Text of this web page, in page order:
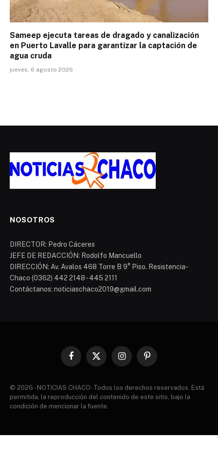
Sameep ejecuta tareas de dragado y canalización
en Puerto Lavalle para garantizar la captación de
agua cruda
jueves, 6 agosto 2026
NOSOTROS
DIRECTOR: Pedro Cáceres
JEFE DE REDACCIÓN: Rodolfo Mancuello
DIRECCIÓN: Av. Avalos 468 Torre B 9° Piso. Resistencia-
Chaco (0362) 442 2148 - 445 2111
Contáctanos: noticiaschaco2019@gmail.com
Facebook
X
InstagramPinterest
© 2026 - NOTICIAS CHACO- Todos los derechos reservados. Está
permitida, la reproducción del contenido de este sitio, bajo la
condición de mencionar la fuente.